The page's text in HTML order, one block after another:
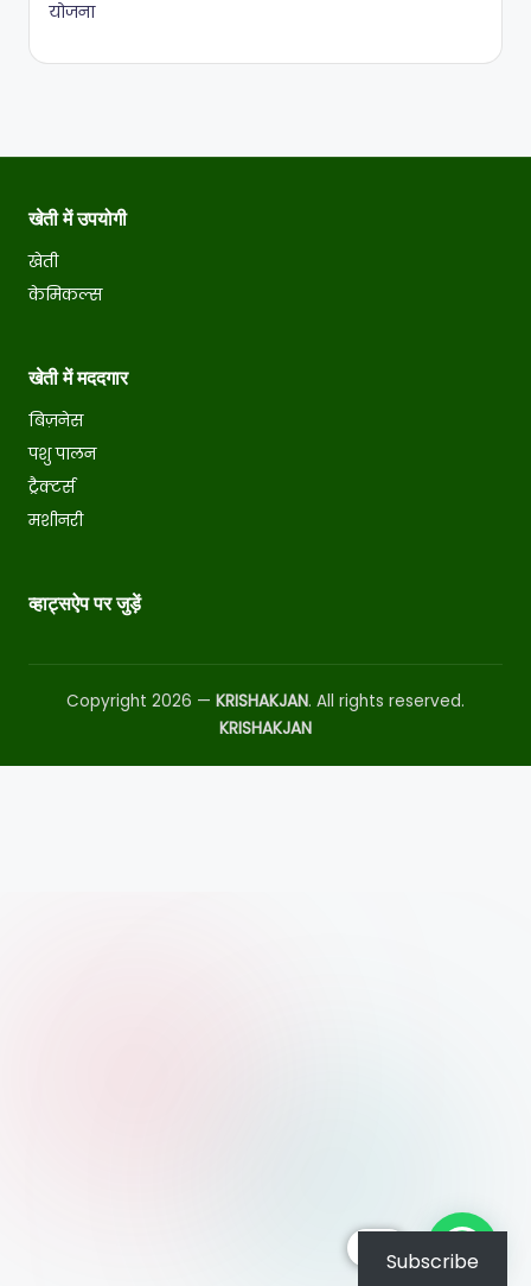
योजना
खेती में उपयोगी
खेती
केमिकल्स
खेती में मददगार
बिज़नेस
पशु पालन
ट्रैक्टर्स
मशीनरी
व्हाट्सऐप पर जुड़ें
Copyright 2026 — KRISHAKJAN. All rights reserved.
KRISHAKJAN
Subscribe